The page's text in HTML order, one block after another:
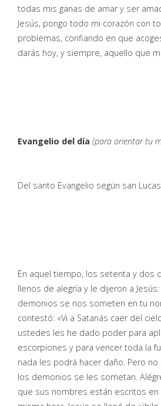
todas mis ganas de amar y ser
Jesús, pongo todo mi corazón con
problemas, confiando en que
darás hoy, y siempre, aquello que
Evangelio del día (para orientar tu
Del santo Evangelio según san
En aquel tiempo, los setenta y dos
llenos de alegría y le dijeron a
demonios se nos someten en tu
contestó: «Vi a Satanás caer del
ustedes les he dado poder para
escorpiones y para vencer toda la
nada les podrá hacer daño. Pero
los demonios se les sometan.
que sus nombres están escritos en